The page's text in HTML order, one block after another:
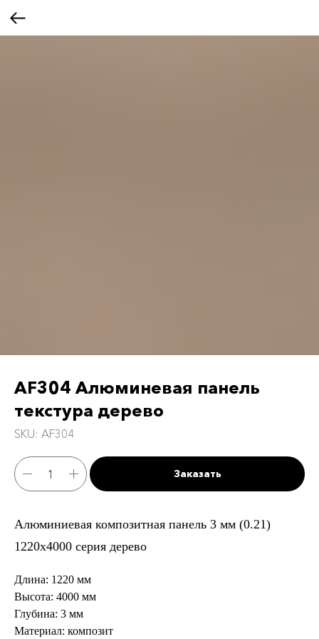
AF304 Алюминевая панель
текстура дерево
SKU: AF304
Заказать
Алюминиевая композитная панель 3 мм (0.21)
1220х4000 серия дерево
Длина: 1220 мм
Высота: 4000 мм
Глубина: 3 мм
Материал: композит